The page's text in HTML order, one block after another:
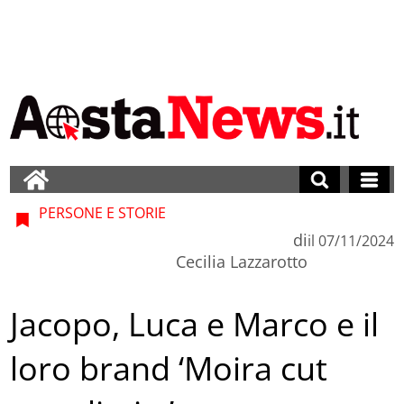
PERSONE E STORIE
di
Cecilia Lazzarotto
il 07/11/2024
Jacopo, Luca e Marco e il
loro brand ‘Moira cut